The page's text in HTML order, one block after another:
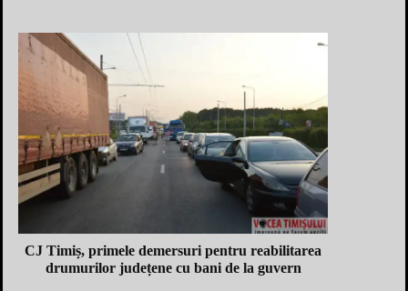
CJ Timiș, primele demersuri pentru reabilitarea
drumurilor județene cu bani de la guvern